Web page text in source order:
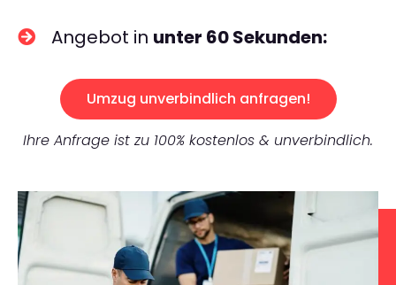
Angebot in unter 60 Sekunden:
Umzug unverbindlich anfragen!
Ihre Anfrage ist zu 100% kostenlos & unverbindlich.